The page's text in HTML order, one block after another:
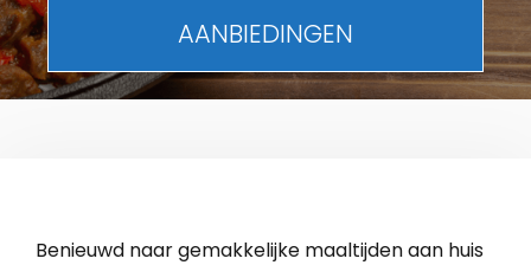
AANBIEDINGEN
Benieuwd naar gemakkelijke maaltijden aan huis